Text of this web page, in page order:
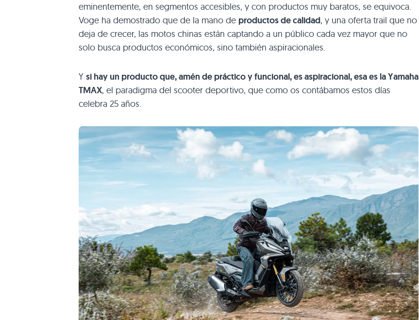
eminentemente, en segmentos accesibles, y con productos muy baratos, se equivoca.
Voge ha demostrado que de la mano de productos de calidad, y una oferta trail que no
deja de crecer, las motos chinas están captando a un público cada vez mayor que no
solo busca productos económicos, sino también aspiracionales.
Y si hay un producto que, amén de práctico y funcional, es aspiracional, esa es la Yamaha
TMAX, el paradigma del scooter deportivo, que como os contábamos estos días
celebra 25 años.